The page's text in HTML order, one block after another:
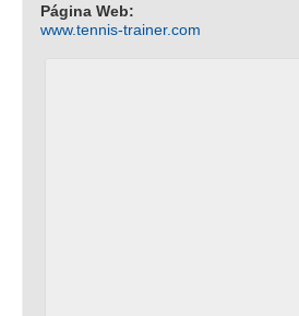
Página Web:
www.tennis-trainer.com